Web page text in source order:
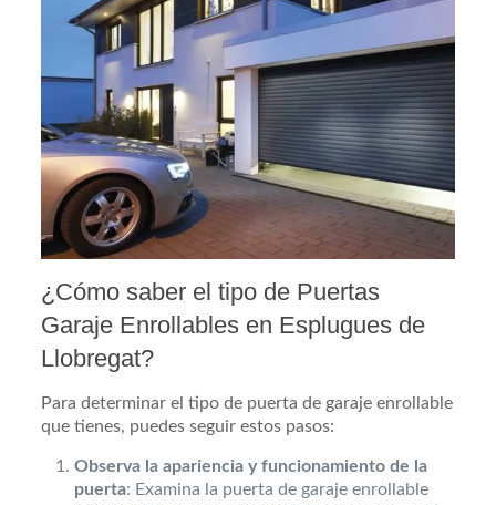
¿Cómo saber el tipo de Puertas
Garaje Enrollables en Esplugues de
Llobregat?
Para determinar el tipo de puerta de garaje enrollable
que tienes, puedes seguir estos pasos:
Observa la apariencia y funcionamiento de la
puerta: Examina la puerta de garaje enrollable